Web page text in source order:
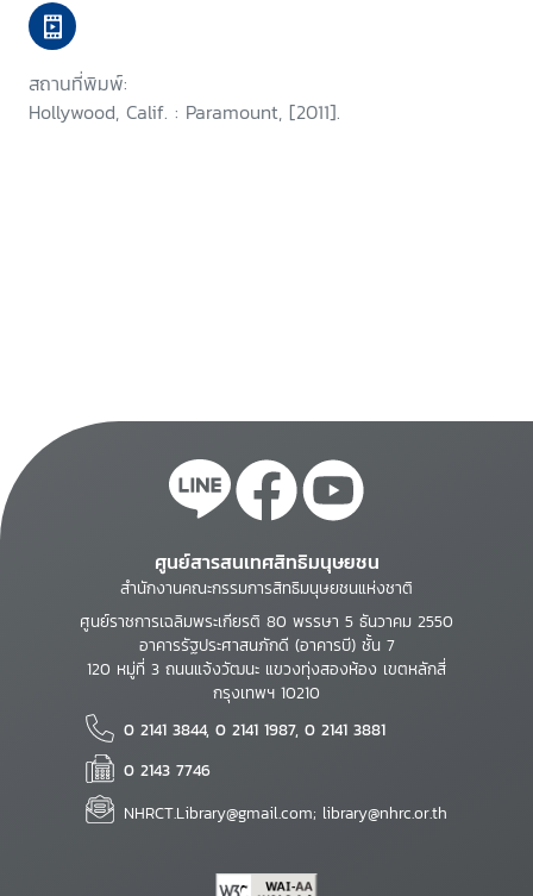
สถานที่พิมพ์:
Hollywood, Calif. : Paramount, [2011].
ศูนย์สารสนเทศสิทธิมนุษยชน
สำนักงานคณะกรรมการสิทธิมนุษยชนแห่งชาติ
ศูนย์ราชการเฉลิมพระเกียรติ 80 พรรษา 5 ธันวาคม 2550
อาคารรัฐประศาสนภักดี (อาคารบี) ชั้น 7
120 หมู่ที่ 3 ถนนแจ้งวัฒนะ แขวงทุ่งสองห้อง เขตหลักสี่
กรุงเทพฯ 10210
0 2141 3844, 0 2141 1987, 0 2141 3881
0 2143 7746
NHRCT.Library@gmail.com; library@nhrc.or.th